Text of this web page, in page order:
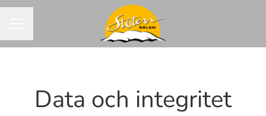
Data och integritet